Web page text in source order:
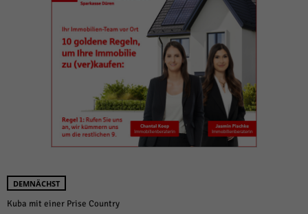
DEMNÄCHST
Kuba mit einer Prise Country